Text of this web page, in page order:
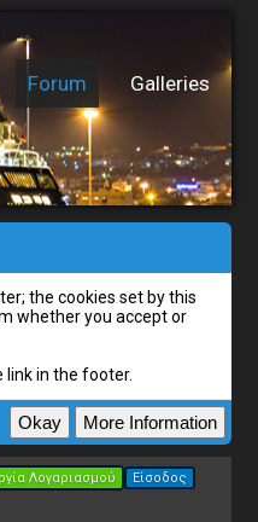
Forum Galleries
the cookies set by this
whether you accept or
link in the footer.
Λογαριασμού Είσοδος